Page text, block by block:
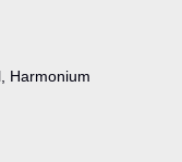
Harmonium